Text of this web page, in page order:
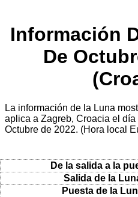
Información
De
La información de la Luna
aplica a Zagreb, Croacia el día
Octubre de 2022. (Hora local
De la salida a la
Salida de la
Puesta de la